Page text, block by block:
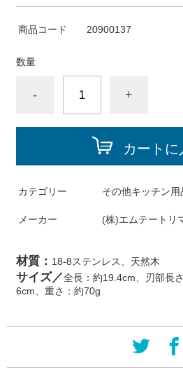
商品コード 20900137
数量
- +
カートに
カテゴリー その他キッチン用
メーカー (株)エムテートリ
材質： 18-8ステンレス、天然木
サイズ／全長：約19.4cm、刃部長
6cm、重さ：約70g